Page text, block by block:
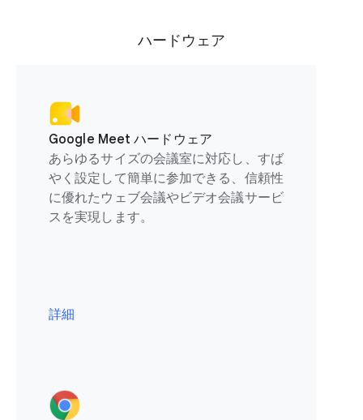
ハードウェア
Google Meet ハードウェア
あらゆるサイズの会議室に対応し、すば
やく設定して簡単に参加できる、信頼性
に優れたウェブ会議やビデオ会議サービ
スを実現します。
詳細